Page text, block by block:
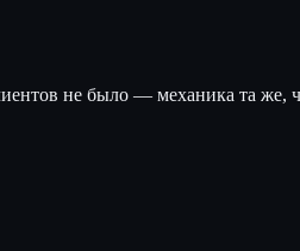
не было — механика та же,